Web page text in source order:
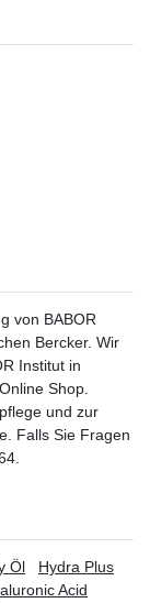
von BABOR
Bercker. Wir
Institut in
Shop.
und zur
Falls Sie Fragen
Öl
Hydra Plus
Acid